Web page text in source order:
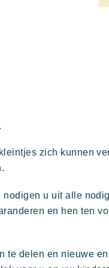
villages sfeer
nemenzich kunnen
nodigen u uit alle
en hen ten
te delen en nieuwe